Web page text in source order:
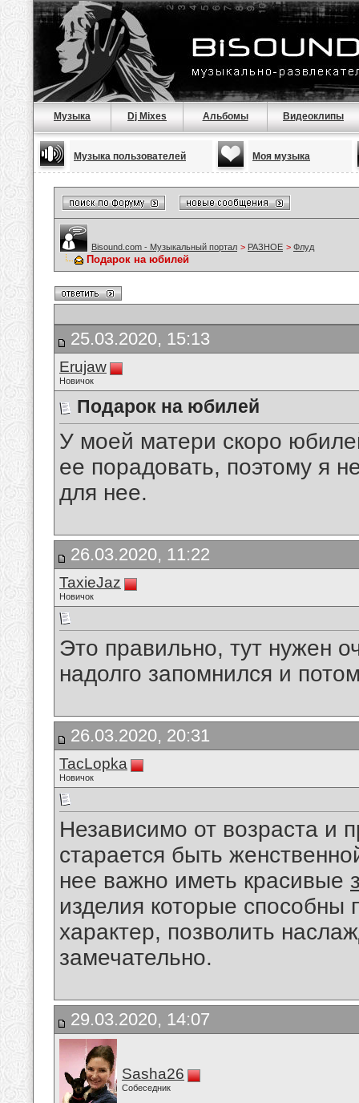
Музыка Dj Mixes Альбомы Видеоклипы
Музыка пользователей Моя музыка
Bisound.com - Музыкальный портал > РАЗНОЕ > Флуд
Подарок на юбилей
25.03.2020, 15:13
Erujaw
Новичок
Подарок на юбилей
У моей матери скоро
ее порадовать, поэтому я
для нее.
26.03.2020, 11:22
TaxieJaz
Новичок
Это правильно, тут нужен
надолго запомнился и
26.03.2020, 20:31
TacLopka
Новичок
Независимо от возраста и
старается быть
нее важно иметь красивые
изделия которые способны
характер, позволить
замечательно.
29.03.2020, 14:07
Sasha26
Собеседник